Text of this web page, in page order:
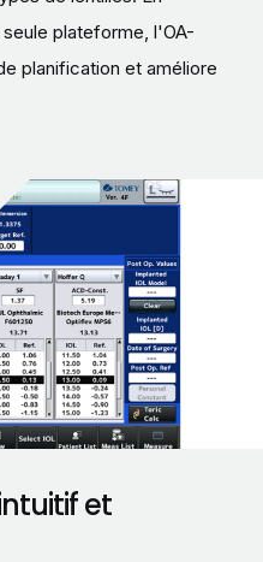
plateforme, l'OA-
planification et améliore
et